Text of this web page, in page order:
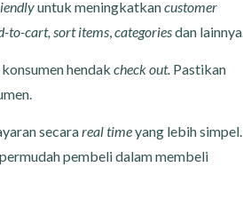
untuk meningkatkancustomer
to-cart, sort items categoriesdan lainnya.
hendak check out. Pastikan
secarareal timeyang lebih simpel.
pembeli dalam membeli